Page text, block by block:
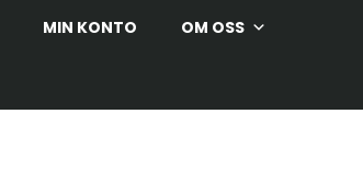
MIN KONTO OM OSS